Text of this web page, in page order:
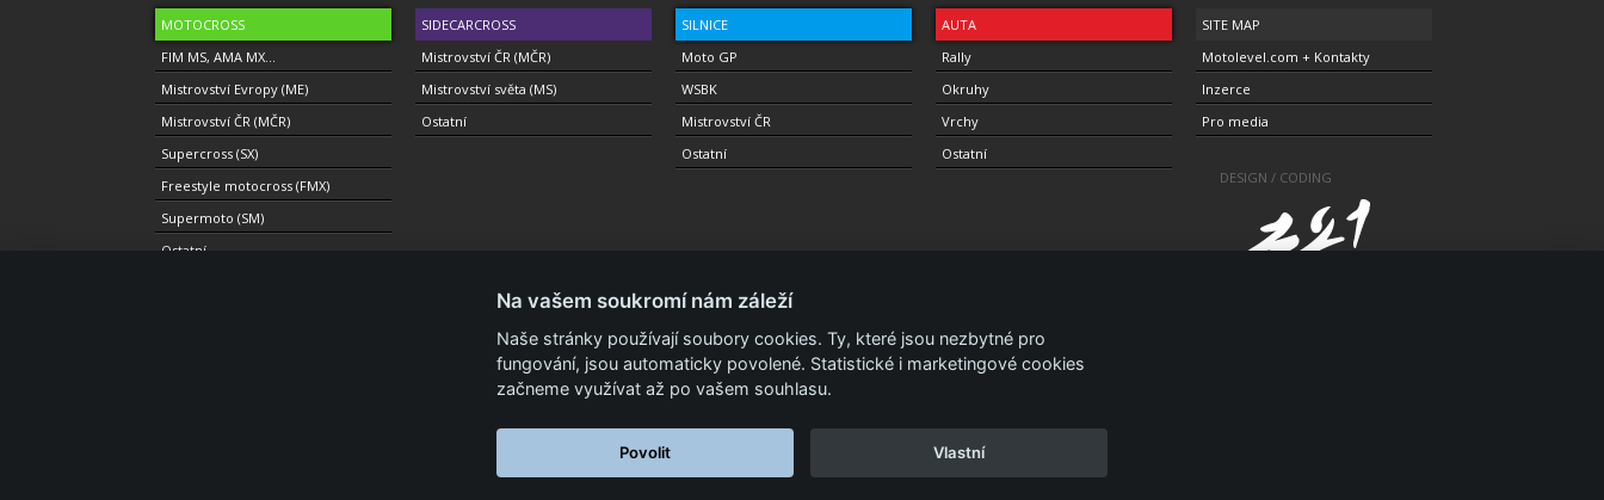
MOTOCROSS
FIM MS, AMA MX...
Mistrovství Evropy (ME)
Mistrovství ČR (MČR)
Supercross (SX)
Freestyle motocross (FMX)
Supermoto (SM)
Ostatní
SIDECARCROSS
Mistrovství ČR (MČR)
Mistrovství světa (MS)
Ostatní
SILNICE
Moto GP
WSBK
Mistrovství ČR
Ostatní
AUTA
Rally
Okruhy
Vrchy
Ostatní
SITE MAP
Motolevel.com + Kontakty
Inzerce
Pro media
DESIGN / CODING
© 2010-2021 Copyright Motolevel. Všechna práva vyhrazena. Podmínky a prohlášení - ochrana soukromí. Zásady ochrany osobních údajů.
Na vašem soukromí nám záleží
Naše stránky používají soubory cookies. Ty, které jsou nezbytné pro
fungování, jsou automaticky povolené. Statistické i marketingové cookies
začneme využívat až po vašem souhlasu.
Povolit Vlastní